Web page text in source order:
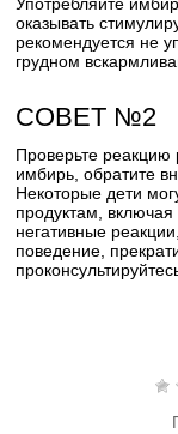
оказывать
рекомендуется не
грудном
СОВЕТ №2
Проверьте
имбирь, обратите
Некоторые дети
продуктам,
негативные
поведение,